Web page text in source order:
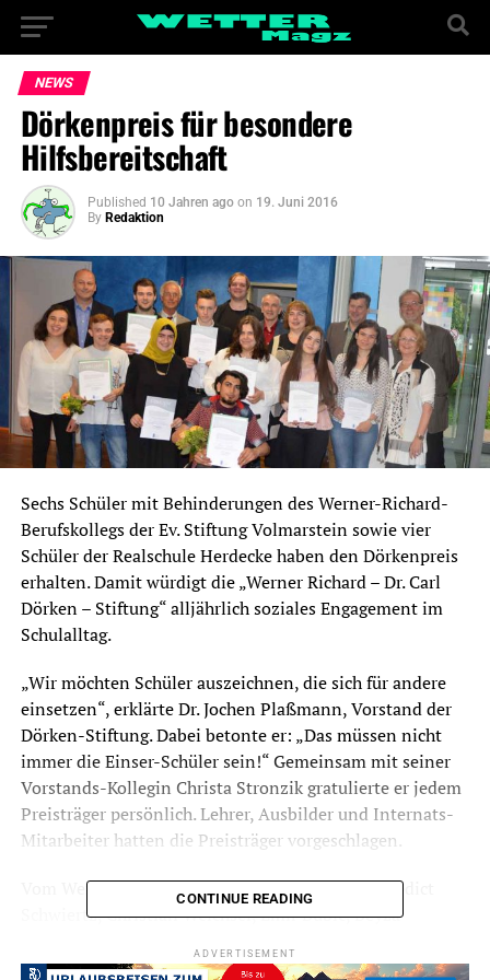
NEWS
Dörkenpreis für besondere
Hilfsbereitschaft
Published 10 Jahren ago on 19. Juni 2016
By Redaktion
Sechs Schüler mit Behinderungen des Werner-Richard-
Berufskollegs der Ev. Stiftung Volmarstein sowie vier
Schüler der Realschule Herdecke haben den Dörkenpreis
erhalten. Damit würdigt die „Werner Richard – Dr. Carl
Dörken – Stiftung“ alljährlich soziales Engagement im
Schulalltag.
„Wir möchten Schüler auszeichnen, die sich für andere
einsetzen“, erklärte Dr. Jochen Plaßmann, Vorstand der
Dörken-Stiftung. Dabei betonte er: „Das müssen nicht
immer die Einser-Schüler sein!“ Gemeinsam mit seiner
Vorstands-Kollegin Christa Stronzik gratulierte er jedem
Preisträger persönlich. Lehrer, Ausbilder und Internats-
Mitarbeiter hatten die Preisträger vorgeschlagen.
Vom Werner-Richard-Berufskolleg waren es Benedict
Schwiertz, Christian Weichsel, Emir Bubic, Beyza
Werner-Richard-Saal in Herdecke ausgezeichnet wurden.
CONTINUE READING
ADVERTISEMENT